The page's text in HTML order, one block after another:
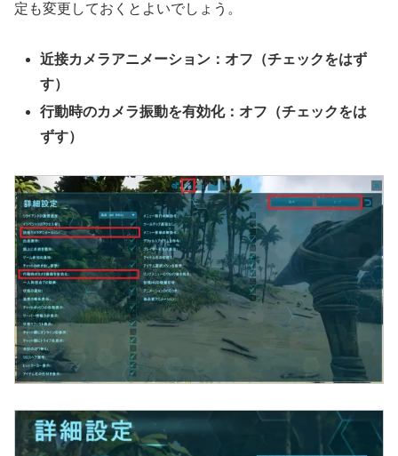
定も変更しておくとよいでしょう。
近接カメラアニメーション：オフ（チェックをはず
す）
行動時のカメラ振動を有効化：オフ（チェックをは
ずす）